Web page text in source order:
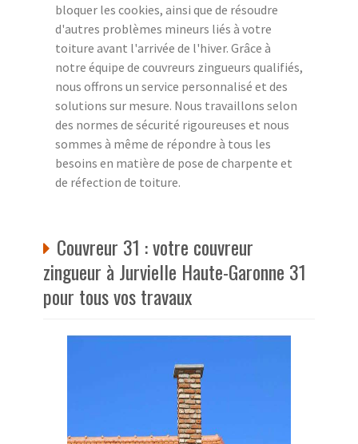
bloquer les cookies, ainsi que de résoudre
d'autres problèmes mineurs liés à votre
toiture avant l'arrivée de l'hiver. Grâce à
notre équipe de couvreurs zingueurs qualifiés,
nous offrons un service personnalisé et des
solutions sur mesure. Nous travaillons selon
des normes de sécurité rigoureuses et nous
sommes à même de répondre à tous les
besoins en matière de pose de charpente et
de réfection de toiture.
Couvreur 31 : votre couvreur
zingueur à Jurvielle Haute-Garonne 31
pour tous vos travaux